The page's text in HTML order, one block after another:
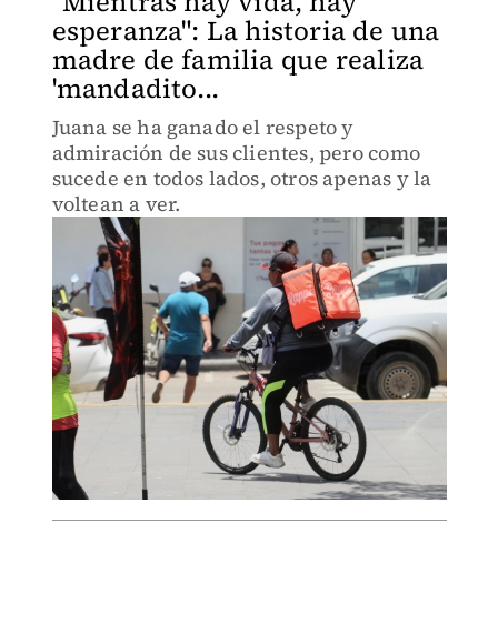
esperanza": La historia de una
madre de familia que realiza
'mandadito...
Juana se ha ganado el respeto y
admiración de sus clientes, pero como
sucede en todos lados, otros apenas y la
voltean a ver.